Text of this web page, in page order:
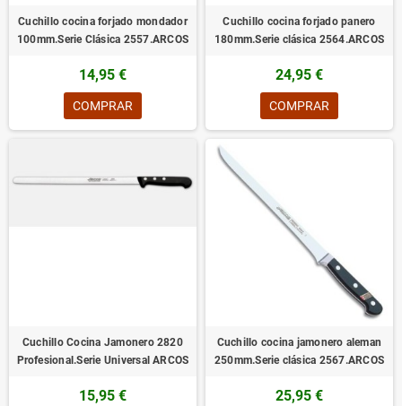
Cuchillo cocina forjado mondador
100mm.Serie Clásica 2557.ARCOS
14,95 €
COMPRAR
Cuchillo cocina forjado panero
180mm.Serie clásica 2564.ARCOS
24,95 €
COMPRAR
Cuchillo Cocina Jamonero 2820
Profesional.Serie Universal ARCOS
15,95 €
Cuchillo cocina jamonero aleman
250mm.Serie clásica 2567.ARCOS
25,95 €